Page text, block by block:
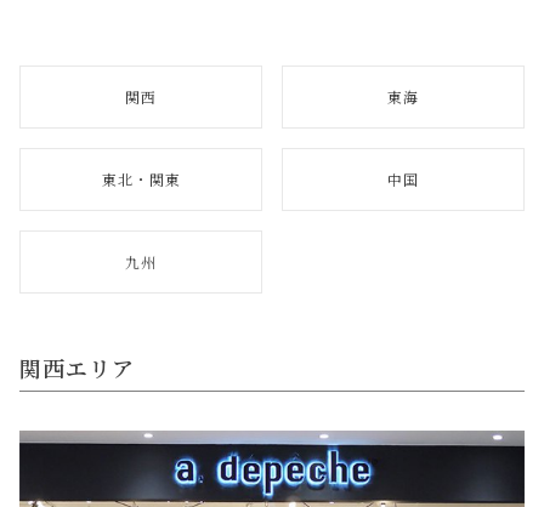
関西 東海
東北・関東 中国
九州
関西エリア